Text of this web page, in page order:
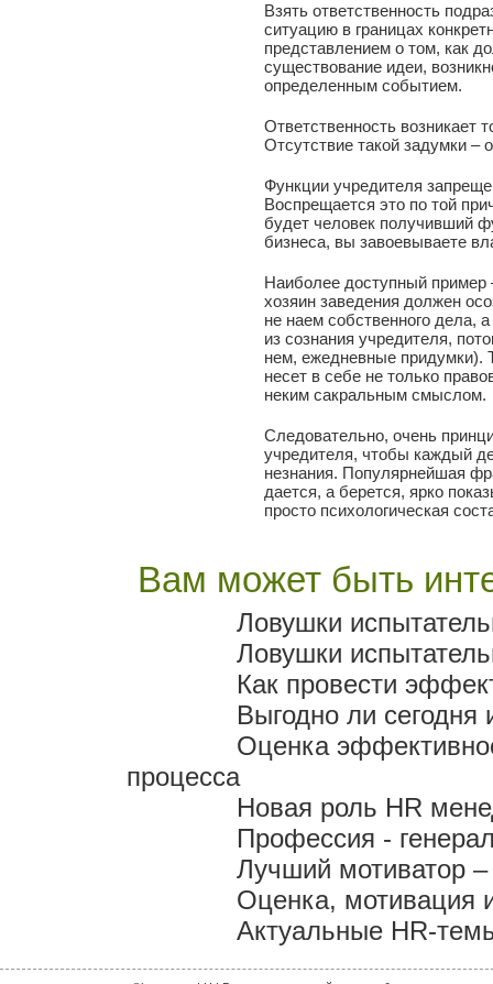
Взять ответственность
ситуацию в границах
представлением о том, как
существование идеи,
определенным событием.
Ответственность возникает
Отсутствие такой задумки –
Функции учредителя
Воспрещается это по той
будет человек получивший
бизнеса, вы завоевываете
Наиболее доступный пример
хозяин заведения должен
не наем собственного дела,
из сознания учредителя,
нем, ежедневные придумки).
несет в себе не только
неким сакральным смыслом.
Следовательно, очень
учредителя, чтобы каждый
незнания. Популярнейшая
дается, а берется, ярко
просто психологическая
Вам может быть
Ловушки
Ловушки
Как провести
Выгодно ли сегодня
Оценка
процесса
Новая роль HR
Профессия -
Лучший мотиватор –
Оценка, мотивация
Актуальные HR-